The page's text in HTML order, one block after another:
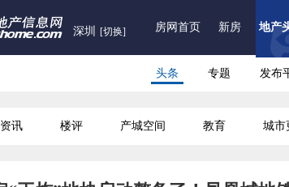
深圳 [切换] 房网首页 新房 地产
头条 专题 发布
资讯 楼评 产城空间 教育 城市